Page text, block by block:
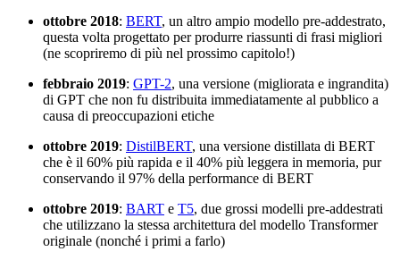
ottobre 2018: BERT, un altro ampio modello pre-addestrato,
questa volta progettato per produrre riassunti di frasi migliori
(ne scopriremo di più nel prossimo capitolo!)
febbraio 2019: GPT-2, una versione (migliorata e ingrandita)
di GPT che non fu distribuita immediatamente al pubblico a
causa di preoccupazioni etiche
ottobre 2019: DistilBERT, una versione distillata di BERT
che è il 60% più rapida e il 40% più leggera in memoria, pur
conservando il 97% della performance di BERT
ottobre 2019: BART e T5, due grossi modelli pre-addestrati
che utilizzano la stessa architettura del modello Transformer
originale (nonché i primi a farlo)